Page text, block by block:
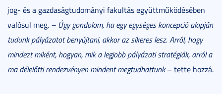
jog- és a gazdaságtudományi fakultás együttműködésében
valósul meg. – Úgy gondolom, ha egy egységes koncepció alapján
tudunk pályázatot benyújtani, akkor az sikeres lesz. Arról, hogy
mindezt miként, hogyan, mik a legjobb pályázati stratégiák, arról a
ma délelőtti rendezvényen mindent megtudhattunk– tette hozzá.